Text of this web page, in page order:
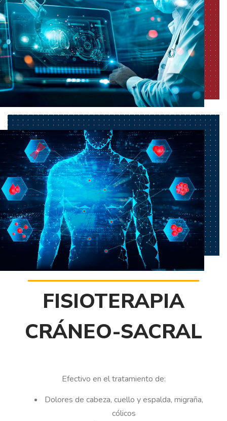
FISIOTERAPIA
CRÁNEO-SACRAL
Efectivo en el tratamiento de:
Dolores de cabeza, cuello y espalda, migraña,
cólicos